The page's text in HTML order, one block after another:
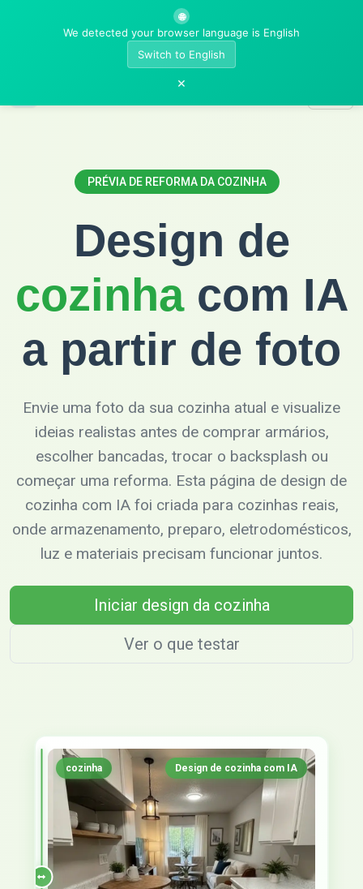
🌐
We detected your browser language is English
Switch to English
×
AI Room Designer
PRÉVIA DE REFORMA DA COZINHA
Design de
cozinhacom IA
a partir de foto
Envie uma foto da sua cozinha atual e visualize
ideias realistas antes de comprar armários,
escolher bancadas, trocar o backsplash ou
começar uma reforma. Esta página de design de
cozinha com IA foi criada para cozinhas reais,
onde armazenamento, preparo, eletrodomésticos,
luz e materiais precisam funcionar juntos.
Iniciar design da cozinha
Ver o que testar
cozinha Design de cozinha com IA